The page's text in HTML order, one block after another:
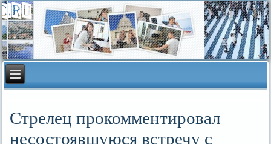
Стрелец прокомментировал
несостоявшуюся встречу с